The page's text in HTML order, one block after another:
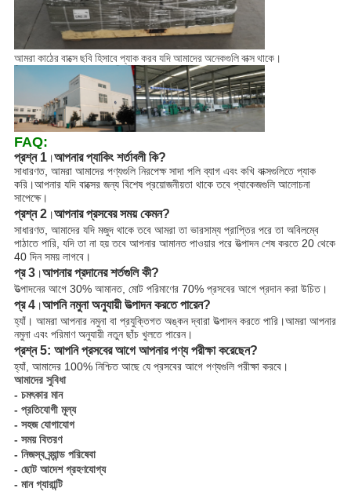
আমরা কাঠের বাক্সে ছবি হিসাবে প্যাক করব যদি আমাদের অনেকগুলি বাক্স থাকে।
FAQ:
প্রশ্ন 1।আপনার প্যাকিং শর্তাবলী কি?
সাধারণত, আমরা আমাদের পণ্যগুলি নিরপেক্ষ সাদা পলি ব্যাগ এবং কখি বাক্সগুলিতে প্যাক
করি।আপনার যদি বাক্সের জন্য বিশেষ প্রয়োজনীয়তা থাকে তবে প্যাকেজগুলি আলোচনা
সাপেক্ষে।
প্রশ্ন 2।আপনার প্রসবের সময় কেমন?
সাধারণত, আমাদের যদি মজুদ থাকে তবে আমরা তা ভারসাম্য প্রাপ্তির পরে তা অবিলম্বে
পাঠাতে পারি, যদি তা না হয় তবে আপনার আমানত পাওয়ার পরে উত্পাদন শেষ করতে 20 থেকে
40 দিন সময় লাগবে।
প্র 3।আপনার প্রদানের শর্তগুলি কী?
উত্পাদনের আগে 30% আমানত, মোট পরিমাণের 70% প্রসবের আগে প্রদান করা উচিত।
প্র 4।আপনি নমুনা অনুযায়ী উত্পাদন করতে পারেন?
হ্যাঁ। আমরা আপনার নমুনা বা প্রযুক্তিগত অঙ্কন দ্বারা উত্পাদন করতে পারি।আমরা আপনার
নমুনা এবং পরিমাণ অনুযায়ী নতুন ছাঁচ খুলতে পারেন।
প্রশ্ন 5: আপনি প্রসবের আগে আপনার পণ্য পরীক্ষা করেছেন?
হ্যাঁ, আমাদের 100% নিশ্চিত আছে যে প্রসবের আগে পণ্যগুলি পরীক্ষা করবে।
আমাদের সুবিধা
- চমৎকার মান
- প্রতিযোগী মূল্য
- সহজ যোগাযোগ
- সময় বিতরণ
- নিজস্ব ব্র্যান্ড পরিষেবা
- ছোট আদেশ গ্রহণযোগ্য
- মান গ্যারান্টি